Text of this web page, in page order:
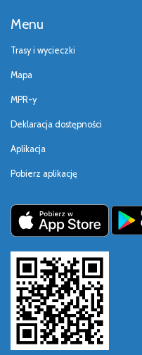
Menu
Trasy i wycieczki
Mapa
MPR-y
Deklaracja dostępności
Aplikacja
Pobierz aplikację